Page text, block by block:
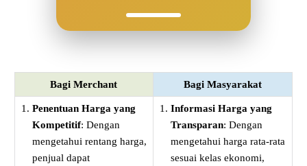
Bagi Merchant Bagi Masyarakat
Penentuan Harga yang
Kompetitif: Dengan
mengetahui rentang harga,
penjual dapat
Informasi Harga yang
Transparan: Dengan
mengetahui harga rata-rata
sesuai kelas ekonomi,